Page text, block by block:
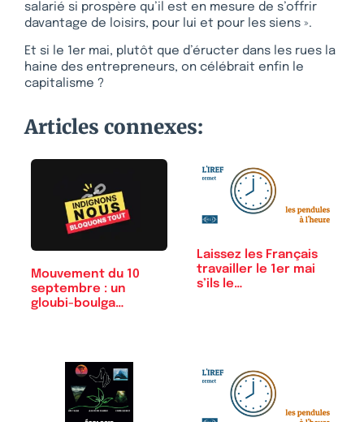
salarié si prospère qu’il est en mesure de s’offrir
davantage de loisirs, pour lui et pour les siens ».
Et si le 1er mai, plutôt que d’éructer dans les rues la
haine des entrepreneurs, on célébrait enfin le
capitalisme ?
Articles connexes:
Mouvement du 10
septembre : un
gloubi-boulga…
Laissez les Français
travailler le 1er mai
s’ils le…